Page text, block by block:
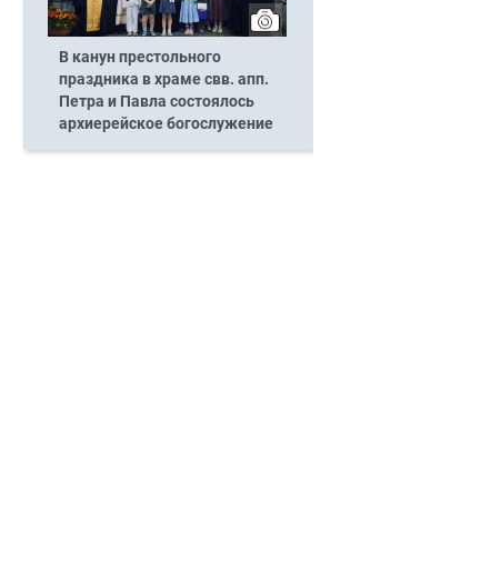
В канун престольного
праздника в храме свв. апп.
Петра и Павла состоялось
архиерейское богослужение